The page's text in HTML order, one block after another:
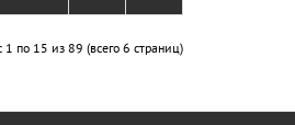
1 по 15 из 89 (всего 6 страниц)